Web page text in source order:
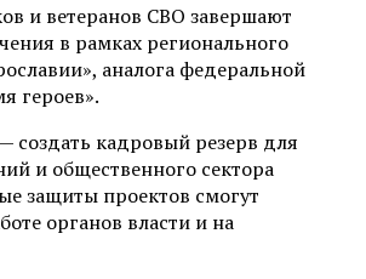
и ветеранов СВО завершают
в рамках регионального
аналога федеральной
героев».
кадровый резерв для
и общественного сектора
защиты проектов смогут
органов власти и на